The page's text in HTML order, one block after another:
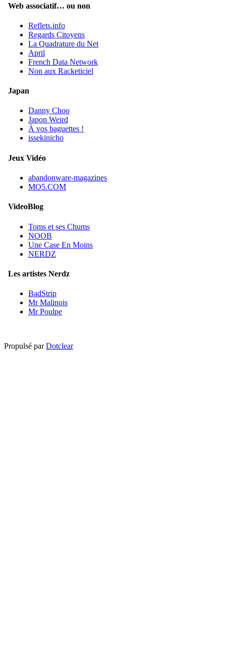
Web associatif… ou non
Reflets.info
Regards Citoyens
La Quadrature du Net
April
French Data Network
Non aux Racketiciel
Japan
Danny Choo
Japon Weird
À vos baguettes !
issekinicho
Jeux Vidéo
abandonware-magazines
MO5.COM
VideoBlog
Toms et ses Chums
NOOB
Une Case En Moins
NERDZ
Les artistes Nerdz
BadStrip
Mr Malinois
Mr Poulpe
Propulsé parDotclear